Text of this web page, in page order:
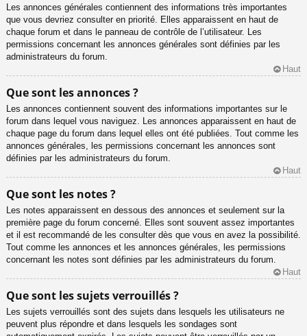
Les annonces générales contiennent des informations très importantes
que vous devriez consulter en priorité. Elles apparaissent en haut de
chaque forum et dans le panneau de contrôle de l’utilisateur. Les
permissions concernant les annonces générales sont définies par les
administrateurs du forum.
Haut
Que sont les annonces ?
Les annonces contiennent souvent des informations importantes sur le
forum dans lequel vous naviguez. Les annonces apparaissent en haut de
chaque page du forum dans lequel elles ont été publiées. Tout comme les
annonces générales, les permissions concernant les annonces sont
définies par les administrateurs du forum.
Haut
Que sont les notes ?
Les notes apparaissent en dessous des annonces et seulement sur la
première page du forum concerné. Elles sont souvent assez importantes
et il est recommandé de les consulter dès que vous en avez la possibilité.
Tout comme les annonces et les annonces générales, les permissions
concernant les notes sont définies par les administrateurs du forum.
Haut
Que sont les sujets verrouillés ?
Les sujets verrouillés sont des sujets dans lesquels les utilisateurs ne
peuvent plus répondre et dans lesquels les sondages sont